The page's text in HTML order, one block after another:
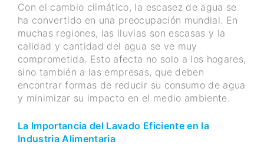
Con el cambio climático, la escasez de agua se
ha convertido en una preocupación mundial. En
muchas regiones, las lluvias son escasas y la
calidad y cantidad del agua se ve muy
comprometida. Esto afecta no solo a los hogares,
sino también a las empresas, que deben
encontrar formas de reducir su consumo de agua
y minimizar su impacto en el medio ambiente.
La Importancia del Lavado Eficiente en la
Industria Alimentaria